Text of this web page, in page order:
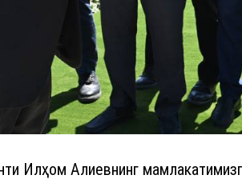
Илҳом Алиевнинг